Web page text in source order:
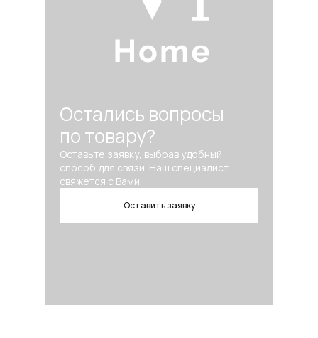
Остались вопросы
по товару?
Оставьте заявку, выбрав удобный
способ для связи. Наш специалист
свяжется с Вами.
Оставить заявку